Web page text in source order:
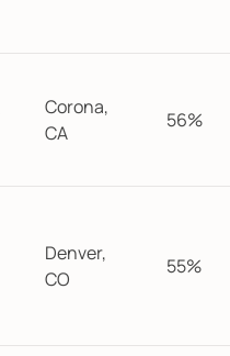
Corona,
CA
56%
Denver,
CO
55%